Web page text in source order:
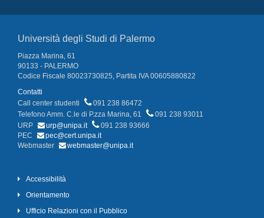
Università degli Studi di Palermo
Piazza Marina, 61
90133 - PALERMO
Codice Fiscale 80023730825, Partita IVA 00605880822
Contatti
Call center studenti
091 238 86472
Telefono Amm. C.le di P.zza Marina, 61
091 238 93011
URP
urp@unipa.it
091 238 93666
PEC
pec@cert.unipa.it
Webmaster
webmaster@unipa.it
Accessibilità
Orientamento
Ufficio Relazioni con il Pubblico